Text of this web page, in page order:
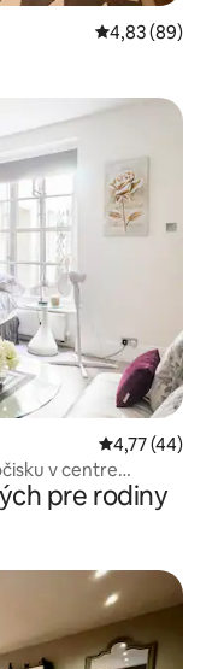
Priemerné
4,83 (89)
Priemerné
4,77 (44)
v centre
pre rodiny